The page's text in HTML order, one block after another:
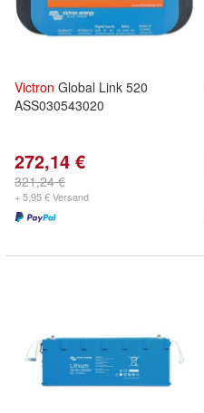
Victron Global Link 520
ASS030543020
272,14 €
321,24 €
+ 5,95 € Versand